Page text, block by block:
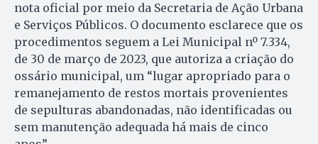
nota oficial por meio da Secretaria de Ação Urbana
e Serviços Públicos. O documento esclarece que os
procedimentos seguem a Lei Municipal nº 7.334,
de 30 de março de 2023, que autoriza a criação do
ossário municipal, um “lugar apropriado para o
remanejamento de restos mortais provenientes
de sepulturas abandonadas, não identificadas ou
sem manutenção adequada há mais de cinco